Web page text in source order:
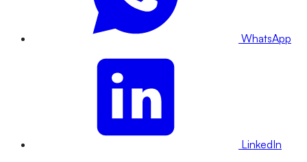
WhatsApp
LinkedIn